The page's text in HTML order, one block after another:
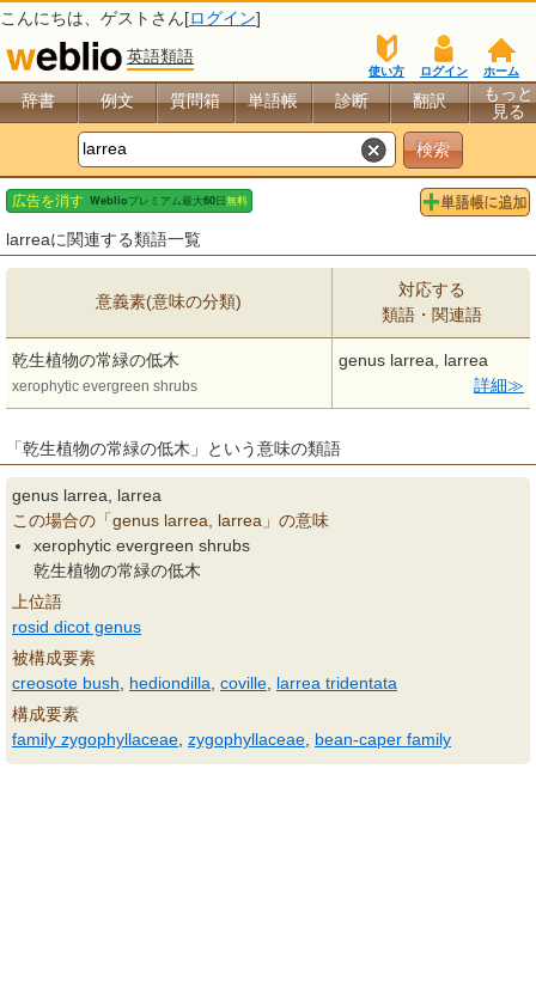
こんにちは、 ゲスト さん[ログイン]
英語類語
ホーム
ログイン
使い方
辞書 例文 質問箱 単語帳 診断 翻訳
もっと
見る
larreaに関連する類語一覧
意義素(意味の分類)
対応する
類語・関連語
乾生植物の常緑の低木
xerophytic evergreen shrubs
genus larrea, larrea
詳細
「乾生植物の常緑の低木」という意味の類語
genus larrea, larrea
この場合の「genus larrea, larrea」の意味
xerophytic evergreen shrubs
乾生植物の常緑の低木
上位語
rosid dicot genus
被構成要素
creosote bush
hediondilla coville larrea tridentata
構成要素
family zygophyllaceae zygophyllaceae bean-caper family